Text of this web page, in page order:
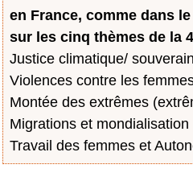
en France, comme dans
sur les cinq thèmes de la
Justice climatique/
Violences contre les
Montée des extrêmes
Migrations et mondialisation
Travail des femmes et